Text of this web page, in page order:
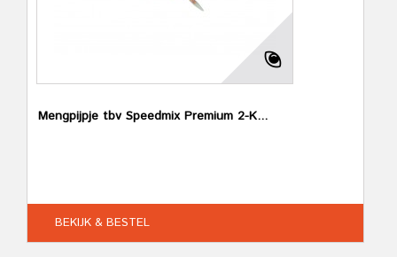
Mengpijpje tbv Speedmix Premium 2-K...
BEKIJK & BESTEL